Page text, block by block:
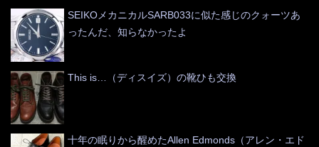
SEIKOメカニカルSARB033に似た感じのクォーツあ
ったんだ、知らなかったよ
This is…（ディスイズ）の靴ひも交換
十年の眠りから醒めたAllen Edmonds（アレン・エド